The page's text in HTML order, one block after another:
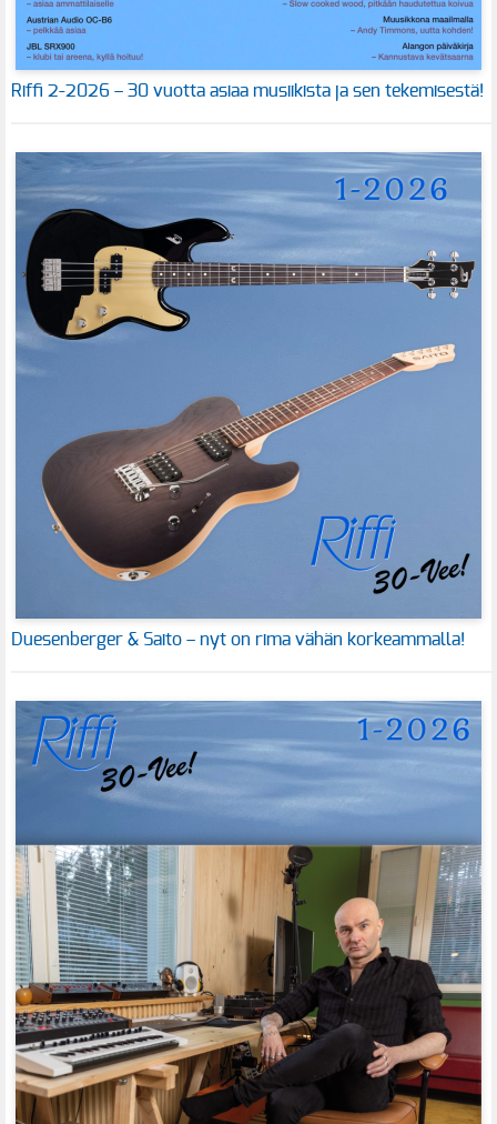
Riffi 2-2026 – 30 vuotta asiaa musiikista ja sen tekemisestä!
Duesenberger & Saito – nyt on rima vähän korkeammalla!